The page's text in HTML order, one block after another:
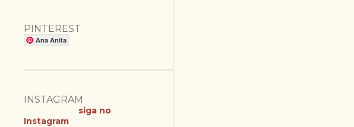
PINTEREST
Ana Anita
INSTAGRAM
siga no
Instagram